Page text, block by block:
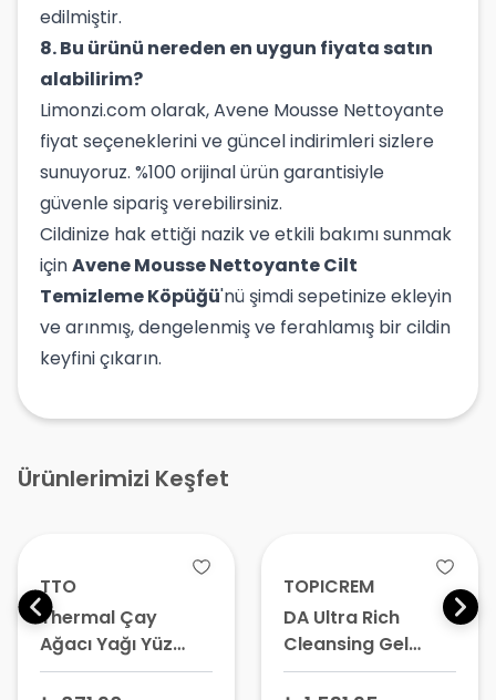
edilmiştir.
8. Bu ürünü nereden en uygun fiyata satın
alabilirim?
Limonzi.com olarak, Avene Mousse Nettoyante
fiyat seçeneklerini ve güncel indirimleri sizlere
sunuyoruz. %100 orijinal ürün garantisiyle
güvenle sipariş verebilirsiniz.
Cildinize hak ettiği nazik ve etkili bakımı sunmak
içinAvene Mousse Nettoyante Cilt
Temizleme Köpüğü'nü şimdi sepetinize ekleyin
ve arınmış, dengelenmiş ve ferahlamış bir cildin
keyfini çıkarın.
Ürünlerimizi Keşfet
TTO
Thermal Çay
Ağacı Yağı Yüz
Temizleme Jeli 150
TOPICREM
DA Ultra Rich
Cleansing Gel
Temizleme Jeli